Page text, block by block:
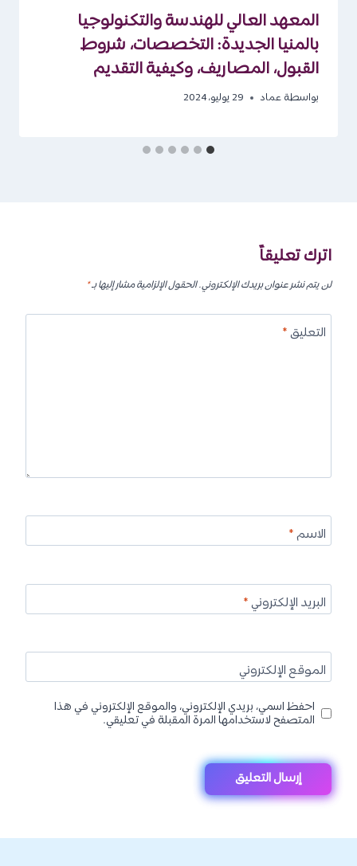
المعهد العالي للهندسة والتكنولوجيا
بالمنيا الجديدة: التخصصات، شروط
القبول، المصاريف، وكيفية التقديم
بواسطة عماد 29 يوليو، 2024
اترك تعليقاً
لن يتم نشر عنوان بريدك الإلكتروني.الحقول الإلزامية مشار إليها بـ*
التعليق*
الاسم*
البريد الإلكتروني*
الموقع الإلكتروني
احفظ اسمي، بريدي الإلكتروني، والموقع الإلكتروني في هذا
المتصفح لاستخدامها المرة المقبلة في تعليقي.